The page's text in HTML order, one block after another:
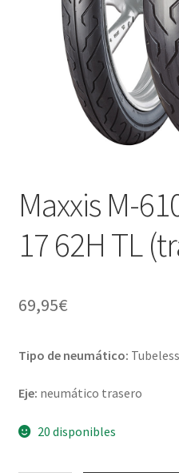
Maxxis M-
17 62H TL
69,95€
Tipo de neumático:
Eje: neumático trasero
20 disponibles